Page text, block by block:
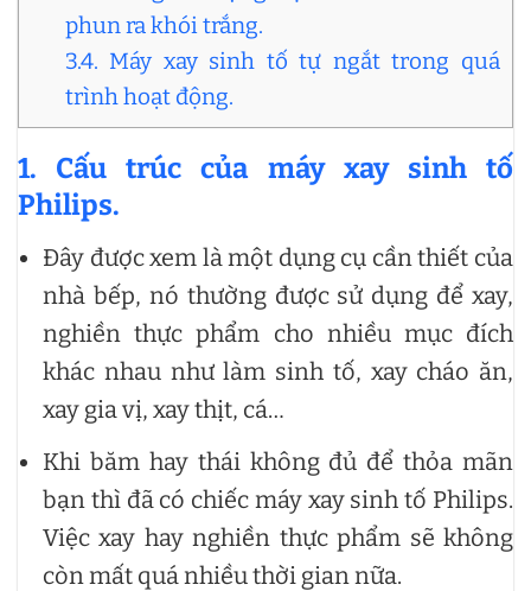
phun ra khói trắng.
3.4. Máy xay sinh tố tự ngắt trong quá
trình hoạt động.
1. Cấu trúc của máy xay sinh tố
Philips.
Đây được xem là một dụng cụ cần thiết của
nhà bếp, nó thường được sử dụng để xay,
nghiền thực phẩm cho nhiều mục đích
khác nhau như làm sinh tố, xay cháo ăn,
xay gia vị, xay thịt, cá…
Khi băm hay thái không đủ để thỏa mãn
bạn thì đã có chiếc máy xay sinh tố Philips.
Việc xay hay nghiền thực phẩm sẽ không
còn mất quá nhiều thời gian nữa.